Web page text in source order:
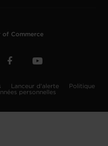
of Commerce
Lanceur d'alerte
Politique
personnelles